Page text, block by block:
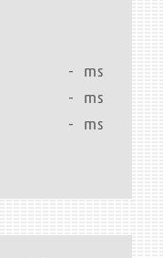
-
ms
-
ms
- ms